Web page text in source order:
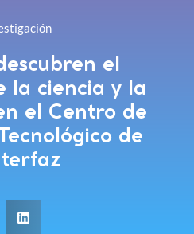
el
la ciencia y la
el Centro de
de